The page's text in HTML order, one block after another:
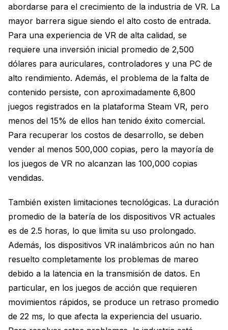
abordarse para el crecimiento de la industria de VR. La
mayor barrera sigue siendo el alto costo de entrada.
Para una experiencia de VR de alta calidad, se
requiere una inversión inicial promedio de 2,500
dólares para auriculares, controladores y una PC de
alto rendimiento. Además, el problema de la falta de
contenido persiste, con aproximadamente 6,800
juegos registrados en la plataforma Steam VR, pero
menos del 15% de ellos han tenido éxito comercial.
Para recuperar los costos de desarrollo, se deben
vender al menos 500,000 copias, pero la mayoría de
los juegos de VR no alcanzan las 100,000 copias
vendidas.
También existen limitaciones tecnológicas. La duración
promedio de la batería de los dispositivos VR actuales
es de 2.5 horas, lo que limita su uso prolongado.
Además, los dispositivos VR inalámbricos aún no han
resuelto completamente los problemas de mareo
debido a la latencia en la transmisión de datos. En
particular, en los juegos de acción que requieren
movimientos rápidos, se produce un retraso promedio
de 22 ms, lo que afecta la experiencia del usuario.